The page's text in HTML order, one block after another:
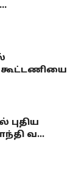
கூட்டணியை
புதிய
வ...